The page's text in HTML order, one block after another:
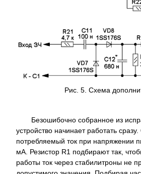
Рис. 5. Схема
Безошибочно собранное из
устройство начинает работать
потребляемый ток при напряжении
мА. Резистор R1 подбирают так,
работы ток через стабилитроны не